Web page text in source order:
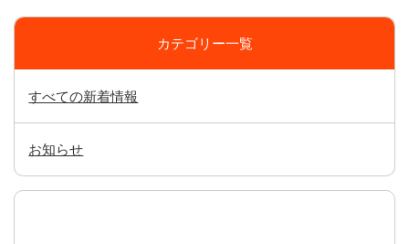
カテゴリー一覧
すべての新着情報
お知らせ